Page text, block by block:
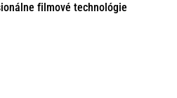
filmové technológie